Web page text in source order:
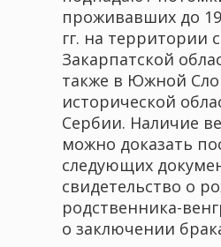
проживавших до
гг. на территории
Закарпатской
также в Южной
исторической
Сербии. Наличие
можно доказать
следующих
свидетельство о
родственника-
о заключении